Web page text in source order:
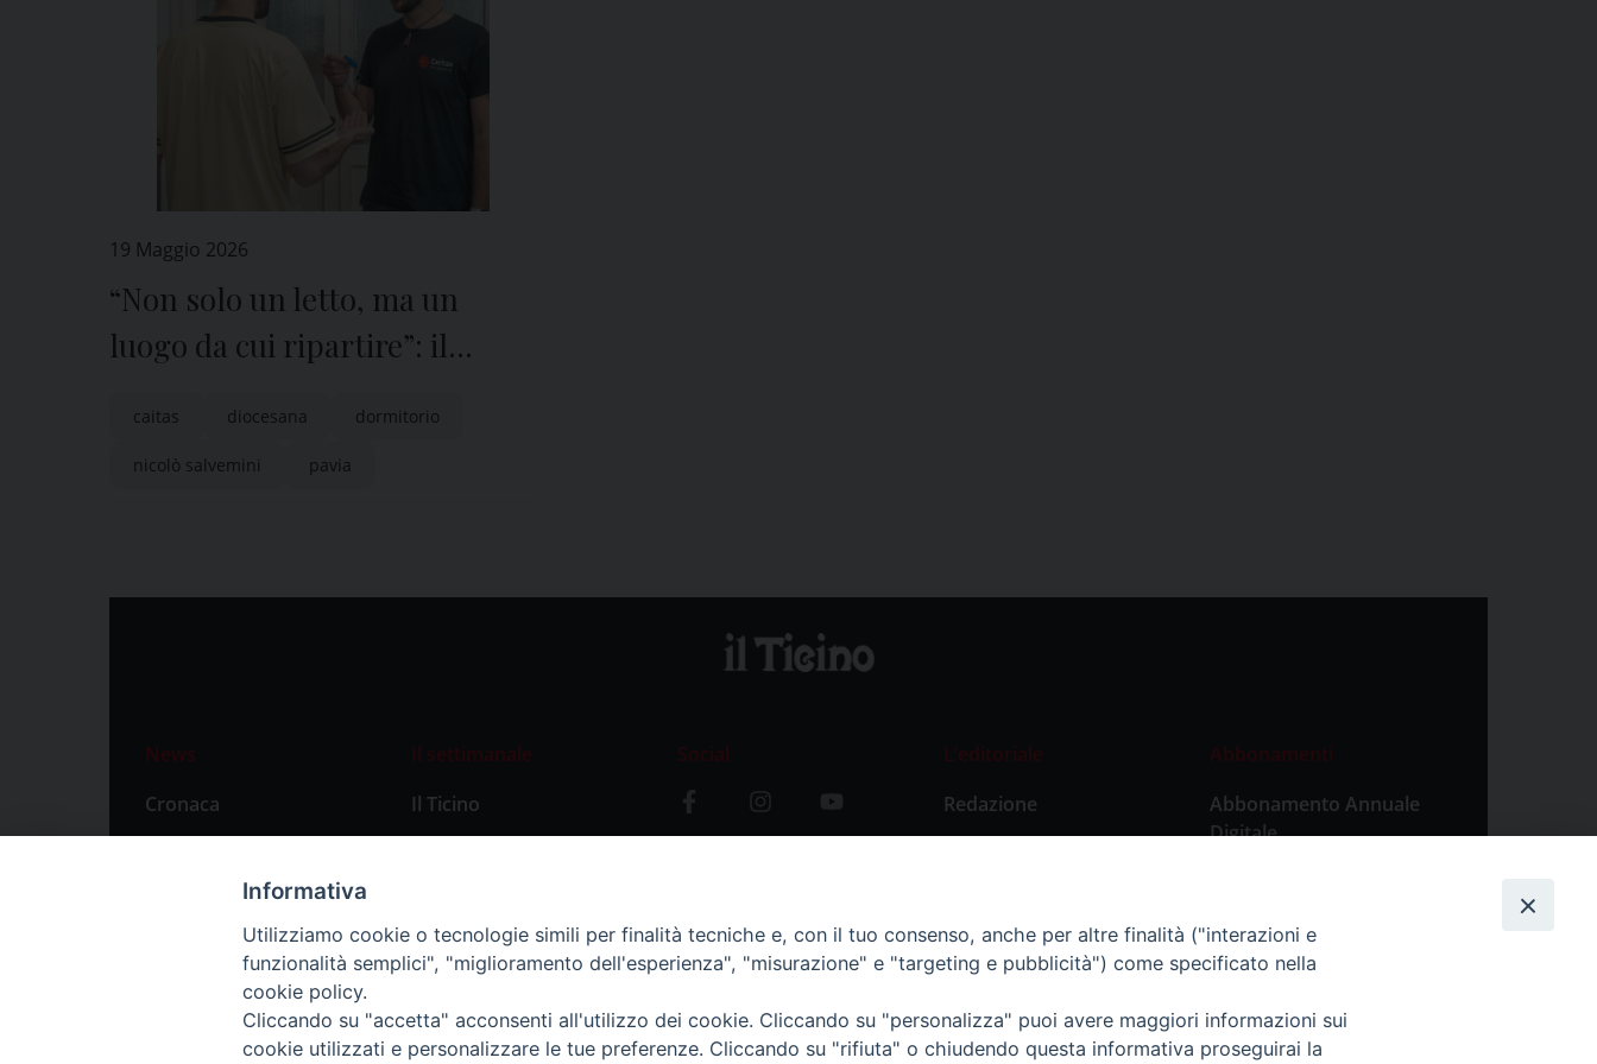
19 Maggio 2026
“Non solo un letto, ma un
luogo da cui ripartire”: il
caitas diocesana dormitorio
nicolò salvemini pavia
News
Cronaca
Attualità
Primo Piano
Il settimanale
Il Ticino
Abbonamenti
Social
L’editoriale
Redazione
Storia
Abbonamenti
Abbonamento Annuale
Digitale
Abbonamento Singola
Copia Digitale
Informativa
Utilizziamo cookie o tecnologie simili per finalità tecniche e, con il tuo consenso, anche per altre finalità ("interazioni e
funzionalità semplici", "miglioramento dell'esperienza", "misurazione" e "targeting e pubblicità") come specificato nella
cookie policy.
Cliccando su "accetta" acconsenti all'utilizzo dei cookie. Cliccando su "personalizza" puoi avere maggiori informazioni sui
cookie utilizzati e personalizzare le tue preferenze. Cliccando su "rifiuta" o chiudendo questa informativa proseguirai la